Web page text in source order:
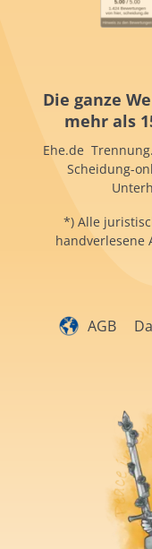
Die ganze
mehr als
Ehe.de
Scheidung-
*) Alle
handverlesene
AGB